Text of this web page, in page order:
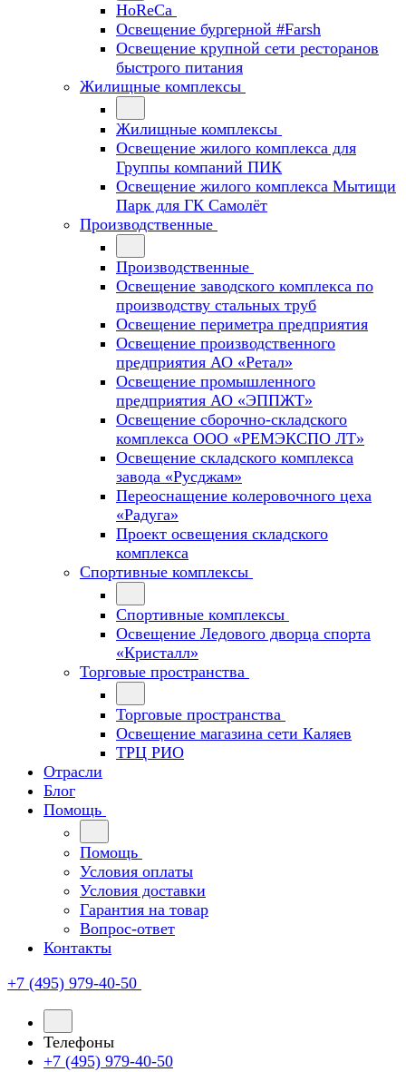
HoReCa
Освещение бургерной #Farsh
Освещение крупной сети ресторанов
быстрого питания
Жилищные комплексы
Жилищные комплексы
Освещение жилого комплекса для
Группы компаний ПИК
Освещение жилого комплекса Мытищи
Парк для ГК Самолёт
Производственные
Производственные
Освещение заводского комплекса по
производству стальных труб
Освещение периметра предприятия
Освещение производственного
предприятия АО «Ретал»
Освещение промышленного
предприятия АО «ЭППЖТ»
Освещение сборочно-складского
комплекса ООО «РЕМЭКСПО ЛТ»
Освещение складского комплекса
завода «Русджам»
Переоснащение колеровочного цеха
«Радуга»
Проект освещения складского
комплекса
Спортивные комплексы
Спортивные комплексы
Освещение Ледового дворца спорта
«Кристалл»
Торговые пространства
Торговые пространства
Освещение магазина сети Каляев
ТРЦ РИО
Отрасли
Блог
Помощь
Помощь
Условия оплаты
Условия доставки
Гарантия на товар
Вопрос-ответ
Контакты
+7 (495) 979-40-50
Телефоны
+7 (495) 979-40-50